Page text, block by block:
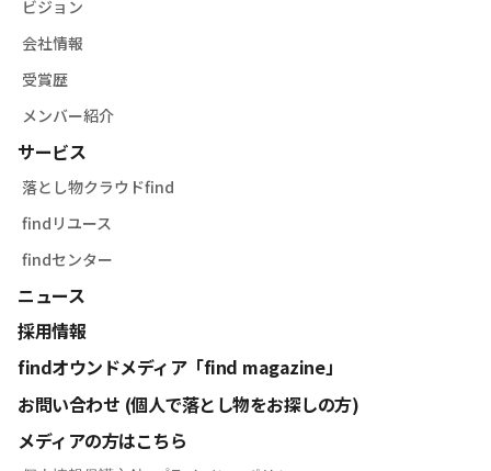
ビジョン
会社情報
受賞歴
メンバー紹介
サービス
落とし物クラウドfind
findリユース
findセンター
ニュース
採用情報
findオウンドメディア「find magazine」
お問い合わせ (個人で落とし物をお探しの方)
メディアの方はこちら